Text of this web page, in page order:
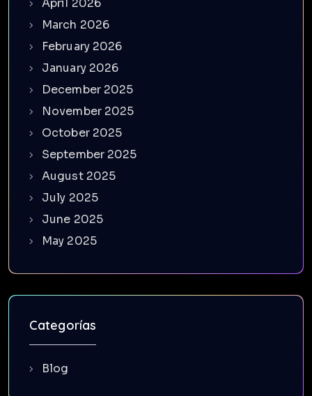
April 2026
March 2026
February 2026
January 2026
December 2025
November 2025
October 2025
September 2025
August 2025
July 2025
June 2025
May 2025
Categorías
Blog